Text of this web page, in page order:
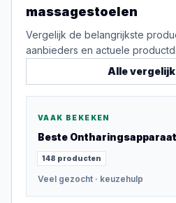
massagestoelen
Vergelijk de belangrijkste
aanbieders en actuele
Alle
VAAK BEKEKEN
Beste Ontharingsapparaat
148 producten
Veel gezocht · keuzehulp